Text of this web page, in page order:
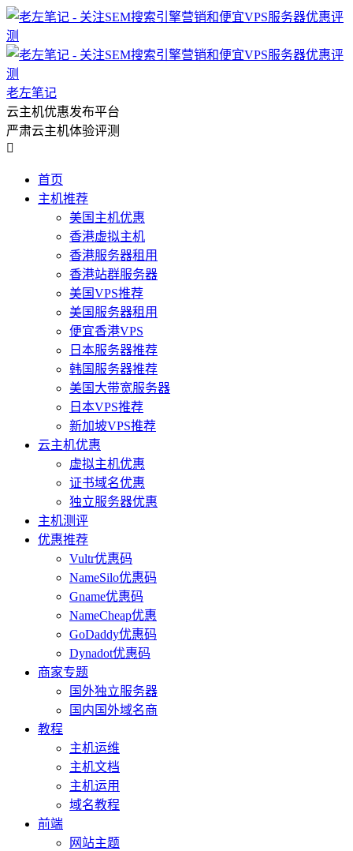
老左笔记
云主机优惠发布平台
严肃云主机体验评测

首页
主机推荐
美国主机优惠
香港虚拟主机
香港服务器租用
香港站群服务器
美国VPS推荐
美国服务器租用
便宜香港VPS
日本服务器推荐
韩国服务器推荐
美国大带宽服务器
日本VPS推荐
新加坡VPS推荐
云主机优惠
虚拟主机优惠
证书域名优惠
独立服务器优惠
主机测评
优惠推荐
Vultr优惠码
NameSilo优惠码
Gname优惠码
NameCheap优惠
GoDaddy优惠码
Dynadot优惠码
商家专题
国外独立服务器
国内国外域名商
教程
主机运维
主机文档
主机运用
域名教程
前端
网站主题